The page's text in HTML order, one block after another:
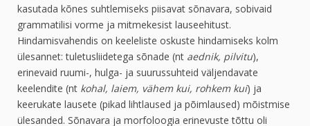
kasutada kõnes suhtlemiseks piisavat sõnavara, sobivaid
grammatilisi vorme ja mitmekesist lauseehitust.
Hindamisvahendis on keeleliste oskuste hindamiseks kolm
ülesannet: tuletusliidetega sõnade (nt aednik, pilvitu),
erinevaid ruumi-, hulga- ja suurussuhteid väljendavate
keelendite (nt kohal, laiem, vähem kui, rohkem kui) ja
keerukate lausete (pikad lihtlaused ja põimlaused) mõistmise
ülesanded. Sõnavara ja morfoloogia erinevuste tõttu oli